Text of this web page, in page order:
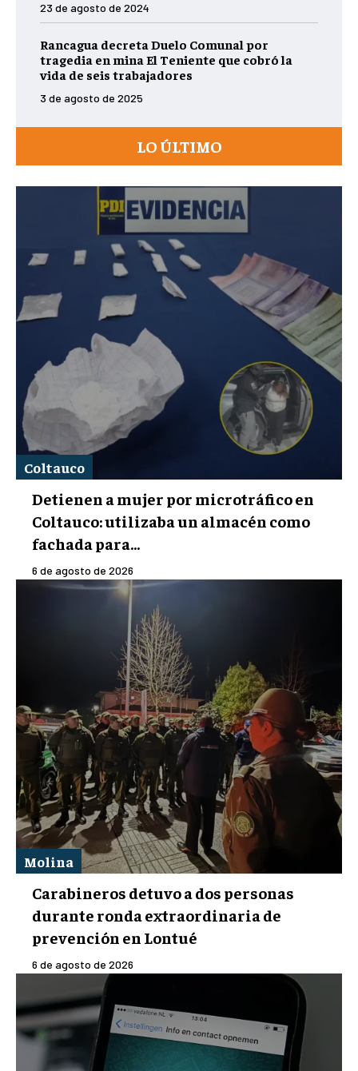
23 de agosto de 2024
Rancagua decreta Duelo Comunal por
tragedia en mina El Teniente que cobró la
vida de seis trabajadores
3 de agosto de 2025
LO ÚLTIMO
Coltauco
Detienen a mujer por microtráfico en
Coltauco: utilizaba un almacén como
fachada para...
6 de agosto de 2026
Molina
Carabineros detuvo a dos personas
durante ronda extraordinaria de
prevención en Lontué
6 de agosto de 2026